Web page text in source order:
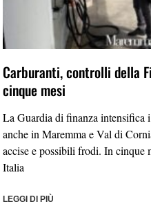
Carburanti, controlli della
cinque mesi
La Guardia di finanza intensifica
anche in Maremma e Val di
accise e possibili frodi. In cinque
Italia
LEGGI DI PIÙ